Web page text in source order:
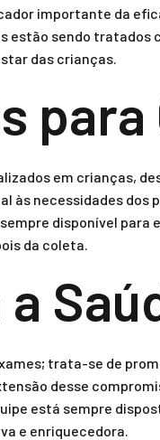
importante da
estão sendo tratados
das crianças.
em crianças,
às necessidades dos
disponível para
da coleta.
trata-se de
desse
está sempre
e enriquecedora.